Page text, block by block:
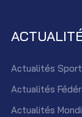
Actualités
Actualités
Actualités